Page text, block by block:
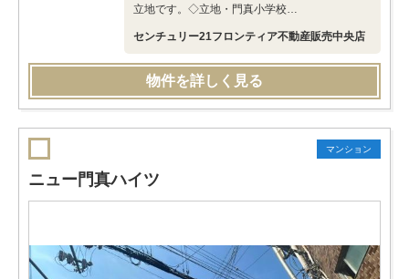
立地です。◇立地・門真小学校…
センチュリー21フロンティア不動産販売中央店
物件を詳しく見る
マンション
ニュー門真ハイツ